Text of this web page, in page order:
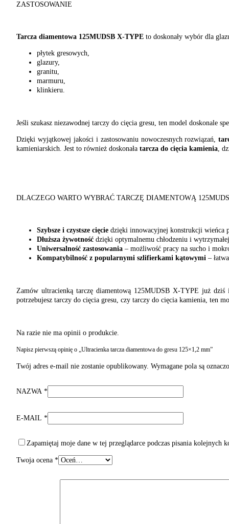
ZASTOSOWANIE
Tarcza diamentowa 125MUDSB X-TYPE to doskonały wybór dla
płytek gresowych,
glazury,
granitu,
marmuru,
klinkieru.
Jeśli szukasz niezawodnej tarczy do cięcia gresu, ten model doskonale
Dzięki wyjątkowej jakości i zastosowaniu nowoczesnych rozwiązań,
kamieniarskich. Jest to również doskonałatarcza do cięcia kamienia,
DLACZEGO WARTO WYBRAĆ TARCZĘ DIAMENTOWĄ
Szybsze i czystsze cięcie dzięki innowacyjnej konstrukcji wieńca
Dłuższa żywotność dzięki optymalnemu chłodzeniu i
Uniwersalność zastosowania – możliwość pracy na sucho i
Kompatybilność z popularnymi szlifierkami kątowymi –
Zamów ultracienką tarczę diamentową 125MUDSB X-TYPE już
potrzebujesz tarczy do cięcia gresu, czy tarczy do cięcia kamienia, ten
Na razie nie ma opinii o produkcie.
Napisz pierwszą opinię o „Ultracienka tarcza diamentowa do gresu 125×1,2 mm”
Twój adres e-mail nie zostanie opublikowany. Wymagane pola są
NAZWA*
E-MAIL*
Zapamiętaj moje dane w tej przeglądarce podczas pisania kolejnych
Twoja ocena*